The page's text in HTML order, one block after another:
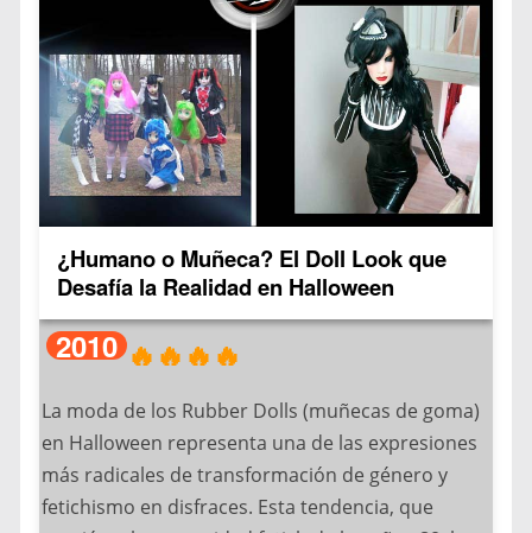
El kigurumi dio el salto a la cultura mainstream
cuando:
– Tiendas como Sanrio lo popularizaron en 2005
– Celebridades como Lady Gaga los usaron en
público
– Plataformas como TikTok los viralizaron
(#KigurumiChallenge)
Actualmente existen tres variantes principales:
Kigurumi profesional (completo y realista),
Pijamas kigurumi (versión casual) y Kigurumi
erótico (materiales transparentes).
Los lugares más comunes para encontrar esta
tendencia incluyen:
– Convenciones de anime y manga
– Fiestas temáticas y Halloween
¿Humano o Muñeca? El Doll Look que
Desafía la Realidad en Halloween
2010 🔥🔥🔥🔥
La moda de los Rubber Dolls (muñecas de goma)
en Halloween representa una de las expresiones
más radicales de transformación de género y
fetichismo en disfraces. Esta tendencia, que